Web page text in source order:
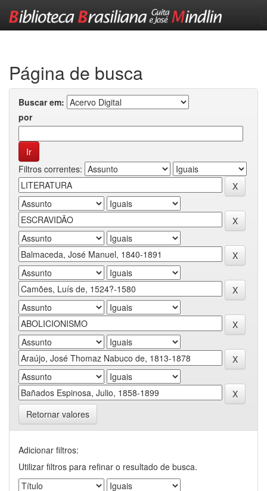
Página de busca
Buscar em:
por
Filtros correntes:
Retornar valores
Adicionar filtros:
Utilizar filtros para refinar o resultado de busca.